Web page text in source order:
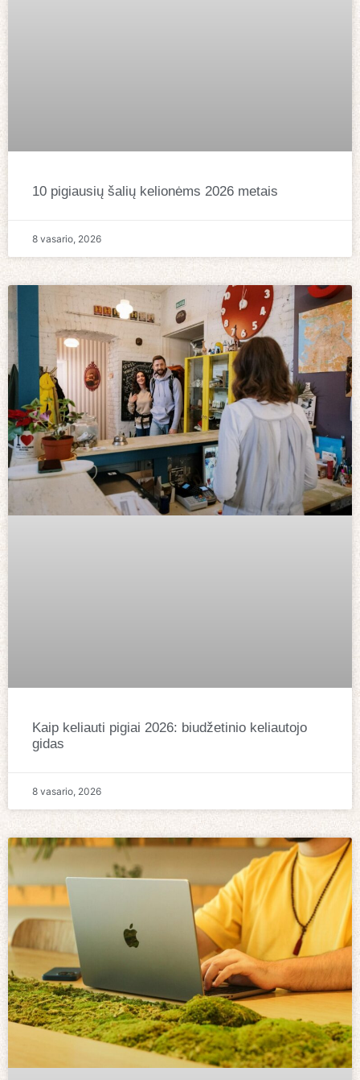
10 pigiausių šalių kelionėms 2026 metais
8 vasario, 2026
Kaip keliauti pigiai 2026: biudžetinio keliautojo
gidas
8 vasario, 2026